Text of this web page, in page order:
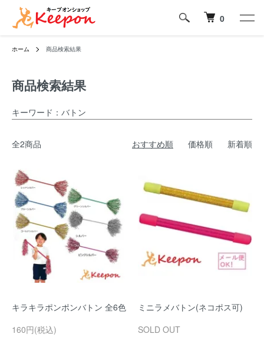
0
ホーム 商品検索結果
商品検索結果
キーワード：バトン
全2商品 おすすめ順 価格順 新着順
キラキラポンポンバトン 全6色
160円(税込)
ミニラメバトン(ネコポス可)
SOLD OUT